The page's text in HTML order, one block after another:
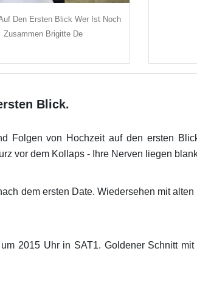
Den Ersten Blick Wer Ist Noch
Zusammen Brigitte De
Blick.
Folgen von Hochzeit auf den ersten
vor dem Kollaps - Ihre Nerven liegen
dem ersten Date. Wiedersehen mit
2015 Uhr in SAT1. Goldener Schnitt